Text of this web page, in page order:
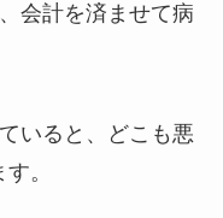
会計を済ませて病
いると、どこも悪
。